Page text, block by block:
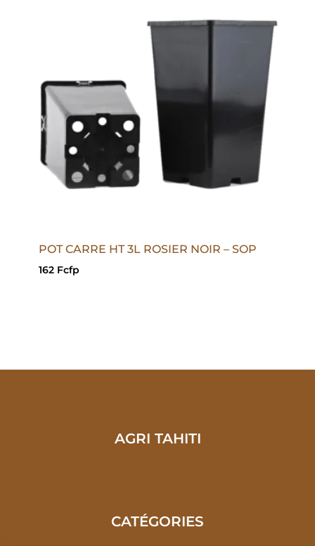
POT CARRE HT 3L ROSIER NOIR – SOP
162 Fcfp
AGRI TAHITI
CATÉGORIES